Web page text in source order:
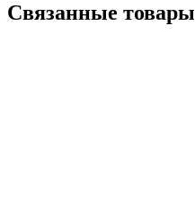
Связанные товары